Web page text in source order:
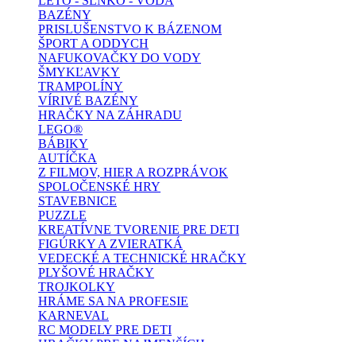
BAZÉNY
PRISLUŠENSTVO K BÁZENOM
ŠPORT A ODDYCH
NAFUKOVAČKY DO VODY
ŠMYKĽAVKY
TRAMPOLÍNY
VÍRIVÉ BAZÉNY
HRAČKY NA ZÁHRADU
LEGO®
BÁBIKY
AUTÍČKA
Z FILMOV, HIER A ROZPRÁVOK
SPOLOČENSKÉ HRY
STAVEBNICE
PUZZLE
KREATÍVNE TVORENIE PRE DETI
FIGÚRKY A ZVIERATKÁ
VEDECKÉ A TECHNICKÉ HRAČKY
PLYŠOVÉ HRAČKY
TROJKOLKY
HRÁME SA NA PROFESIE
KARNEVAL
RC MODELY PRE DETI